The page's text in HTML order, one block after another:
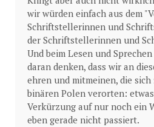
wir würden einfach aus dem
Schriftstellerinnen und
der Schriftstellerinnen und
Und beim Lesen und
daran denken, dass wir an
ehren und mitmeinen, die
binären Polen verorten:
Verkürzung auf nur noch ein
eben gerade nicht passiert.